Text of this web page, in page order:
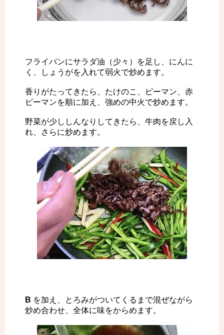
フライパンにサラダ油（少々）を足し、にんに
く、しょうがを入れて弱火で炒めます。
香りがたってきたら、たけのこ、ピーマン、赤
ピーマンを順に加え、強めの中火で炒めます。
野菜が少ししんなりしてきたら、牛肉を戻し入
れ、さらに炒めます。
B を加え、とろみがついてくるまで混ぜながら
炒め合わせ、全体に味をからめます。